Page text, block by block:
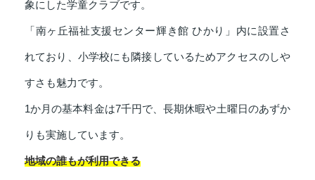
象にした学童クラブです。
「南ヶ丘福祉支援センター輝き館 ひかり」内に設置さ
れており、小学校にも隣接しているためアクセスのしや
すさも魅力です。
1か月の基本料金は7千円で、長期休暇や土曜日のあずか
りも実施しています。
地域の誰もが利用できる